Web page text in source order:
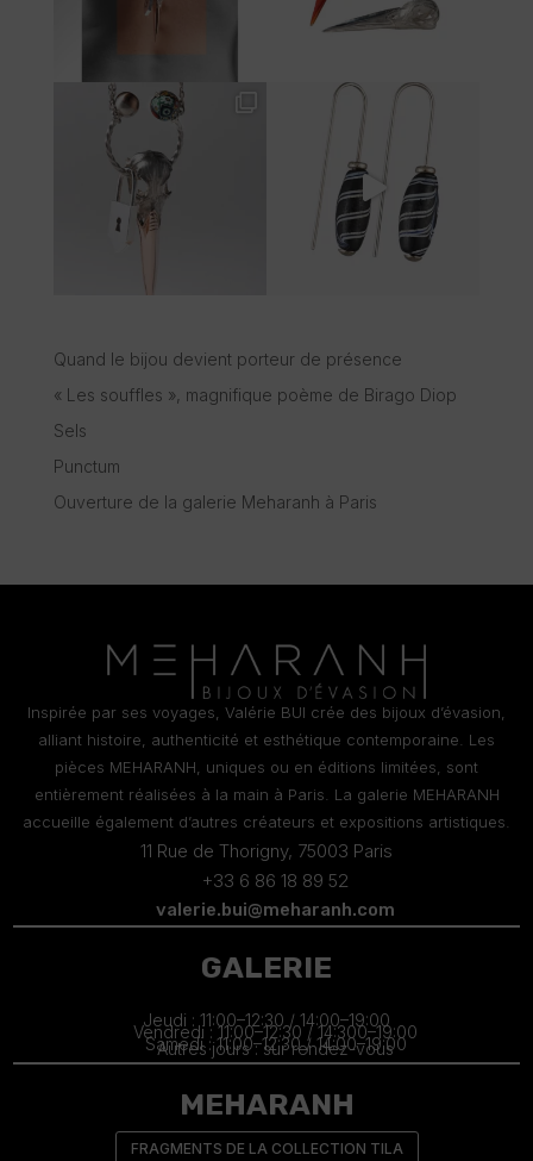
Quand le bijou devient porteur de présence
« Les souffles », magnifique poème de Birago Diop
Sels
Punctum
Ouverture de la galerie Meharanh à Paris
Inspirée par ses voyages, Valérie BUI crée des bijoux d’évasion,
alliant histoire, authenticité et esthétique contemporaine. Les
pièces MEHARANH, uniques ou en éditions limitées, sont
entièrement réalisées à la main à Paris. La galerie MEHARANH
accueille également d’autres créateurs et expositions artistiques.
11 Rue de Thorigny, 75003 Paris
+33 6 86 18 89 52
valerie.bui@meharanh.com
GALERIE
Jeudi : 11:00–12:30 / 14:00–19:00
Vendredi : 11:00–12:30 / 14:300–19:00
Samedi : 11:00–12:30 / 14:00–19:00
Autres jours : sur rendez-vous
MEHARANH
FRAGMENTS DE LA COLLECTION TILA